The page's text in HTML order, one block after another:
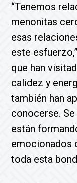
“Tenemos
menonitas
esas
este
que han
calidez y
también han
conocerse.
están
emocionados
toda esta